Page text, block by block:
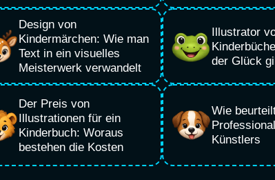
Design von
Kindermärchen: Wie man
Text in ein visuelles
Meisterwerk verwandelt
Illustrator
der Glück
Der Preis von
Illustrationen für ein
Kinderbuch: Woraus
bestehen die Kosten
Wie
Künstlers